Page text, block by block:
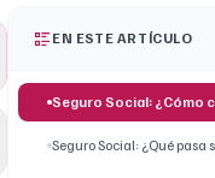
EN ESTE ARTÍCULO
Seguro Social: ¿Cómo
Seguro Social: ¿Qué pasa